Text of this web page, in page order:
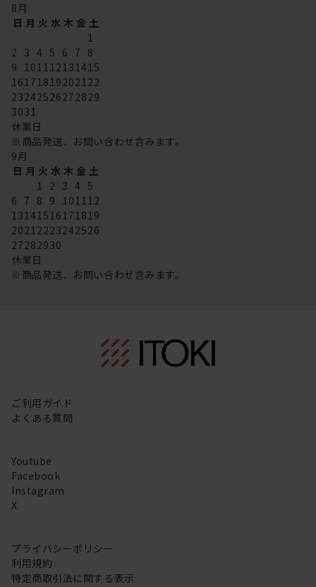
8月
日 月 火 水 木 金 土
1
2 3 4 5 6 7 8
9 101112131415
16171819202122
23242526272829
3031
休業日
※商品発送、お問い合わせ含みます。
9月
日 月 火 水 木 金 土
1 2 3 4 5
6 7 8 9 101112
13141516171819
20212223242526
27282930
休業日
※商品発送、お問い合わせ含みます。
ご利用ガイド
よくある質問
Youtube
Facebook
Instagram
X
プライバシーポリシー
利用規約
特定商取引法に関する表示